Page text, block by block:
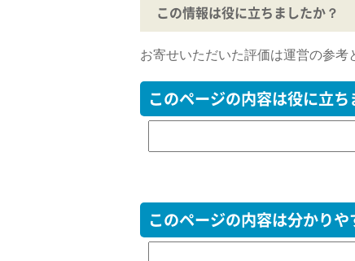
この情報は役に立ちましたか？
お寄せいただいた評価は運営の参考
このページの内容は役に立ち
このページの内容は分かりや